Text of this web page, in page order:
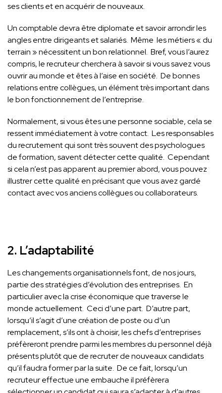
ses clients et en acquérir de nouveaux.
Un comptable devra être diplomate et savoir arrondir les
angles entre dirigeants et salariés. Même les métiers « du
terrain » nécessitent un bon relationnel. Bref, vous l’aurez
compris, le recruteur cherchera à savoir si vous savez vous
ouvrir au monde et êtes à l’aise en société. De bonnes
relations entre collègues, un élément très important dans
le bon fonctionnement de l’entreprise.
Normalement, si vous êtes une personne sociable, cela se
ressent immédiatement à votre contact. Les responsables
du recrutement qui sont très souvent des psychologues
de formation, savent détecter cette qualité. Cependant
si cela n’est pas apparent au premier abord, vous pouvez
illustrer cette qualité en précisant que vous avez gardé
contact avec vos anciens collègues ou collaborateurs.
2. L’adaptabilité
Les changements organisationnels font, de nos jours,
partie des stratégies d’évolution des entreprises. En
particulier avec la crise économique que traverse le
monde actuellement. Ceci d’une part. D’autre part,
lorsqu’il s’agit d’une création de poste ou d’un
remplacement, s’ils ont à choisir, les chefs d’entreprises
préfèreront prendre parmi les membres du personnel déjà
présents plutôt que de recruter de nouveaux candidats
qu’il faudra former par la suite. De ce fait, lorsqu’un
recruteur effectue une embauche il préfèrera